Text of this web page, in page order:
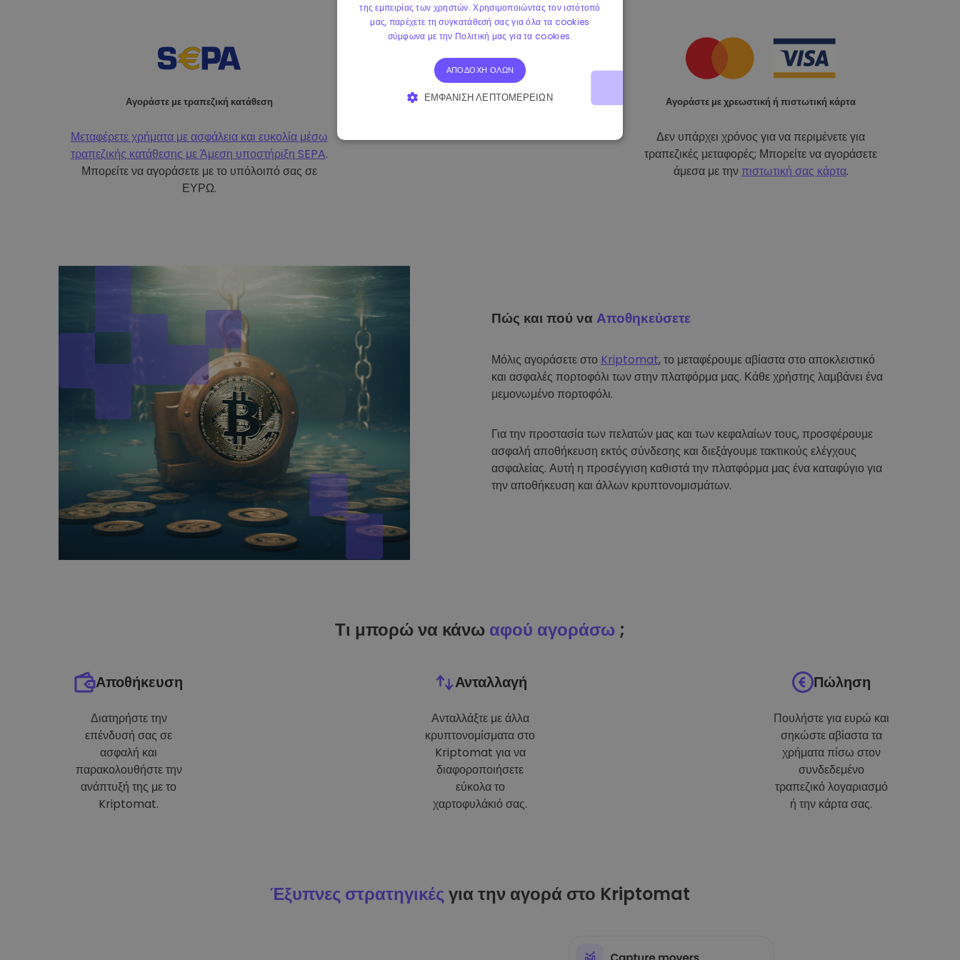
Αγοράστε με τραπεζική κατάθεση
Μεταφέρετε χρήματα με ασφάλεια και ευκολία μέσω
τραπεζικής κατάθεσης μεΆμεση υποστήριξη SEPA.
Μπορείτε να αγοράσετε με το υπόλοιπό σας σε
ΕΥΡΩ.
Αγοράστε με χρεωστική ή πιστωτική κάρτα
Δεν υπάρχει χρόνος για να περιμένετε για
τραπεζικές μεταφορές; Μπορείτε να αγοράσετε
άμεσα με τηνπιστωτική σας κάρτα.
Πώς και πού ναΑποθηκεύσετε
Μόλις αγοράσετε στο Kriptomat, το μεταφέρουμε αβίαστα στο αποκλειστικό
και ασφαλές πορτοφόλι των στην πλατφόρμα μας. Κάθε χρήστης λαμβάνει ένα
μεμονωμένο πορτοφόλι.
Για την προστασία των πελατών μας και των κεφαλαίων τους, προσφέρουμε
ασφαλή αποθήκευση εκτός σύνδεσης και διεξάγουμε τακτικούς ελέγχους
ασφαλείας. Αυτή η προσέγγιση καθιστά την πλατφόρμα μας ένα καταφύγιο για
την αποθήκευση και άλλων κρυπτονομισμάτων.
Τι μπορώ να κάνω αφού αγοράσω ;
Αποθήκευση
Διατηρήστε την
επένδυσή σας σε
ασφαλή και
παρακολουθήστε την
ανάπτυξή της με το
Kriptomat.
Ανταλλαγή
Ανταλλάξτε με άλλα
κρυπτονομίσματα στο
Kriptomat για να
διαφοροποιήσετε
εύκολα το
χαρτοφυλάκιό σας.
Πώληση
Πουλήστε για ευρώ και
σηκώστε αβίαστα τα
χρήματα πίσω στον
συνδεδεμένο
τραπεζικό λογαριασμό
ή την κάρτα σας.
Έξυπνες στρατηγικέςγια την αγορά στο Kriptomat
της εμπειρίας των χρηστών. Χρησιμοποιώντας τον ιστότοπό
μας, παρέχετε τη συγκατάθεσή σας για όλα τα cookies
σύμφωνα με την Πολιτική μας για τα cookies.
ΑΠΟΔΟΧΉ ΌΛΩΝ
ΕΜΦΆΝΙΣΗ ΛΕΠΤΟΜΕΡΕΙΏΝ